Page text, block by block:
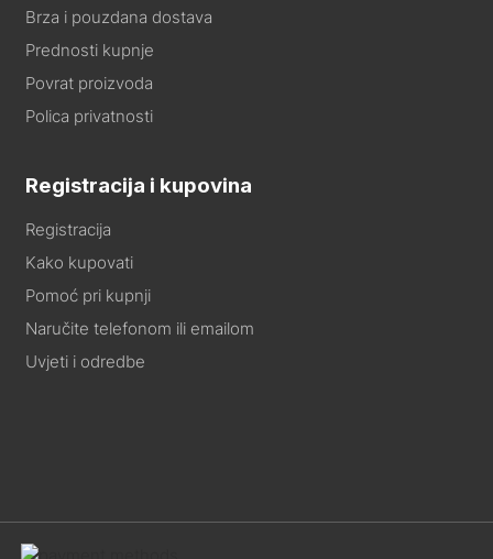
Brza i pouzdana dostava
Prednosti kupnje
Povrat proizvoda
Polica privatnosti
Registracija i kupovina
Registracija
Kako kupovati
Pomoć pri kupnji
Naručite telefonom ili emailom
Uvjeti i odredbe